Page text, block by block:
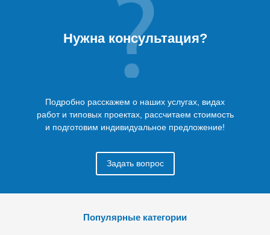
Нужна консультация?
Подробно расскажем о наших услугах, видах
работ и типовых проектах, рассчитаем стоимость
и подготовим индивидуальное предложение!
Задать вопрос
Популярные категории